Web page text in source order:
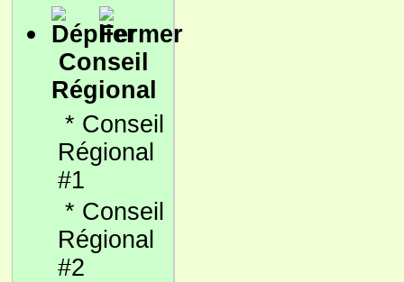
Conseil
Régional
* Conseil
Régional
#1
* Conseil
Régional
#2